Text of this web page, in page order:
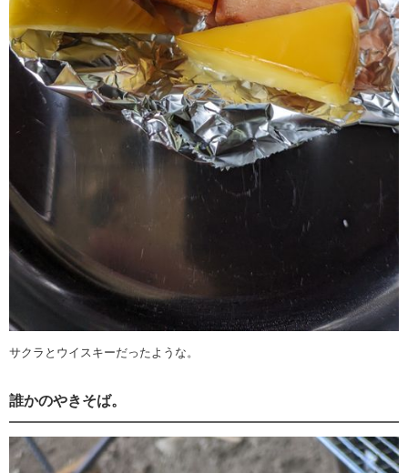
サクラとウイスキーだったような。
誰かのやきそば。